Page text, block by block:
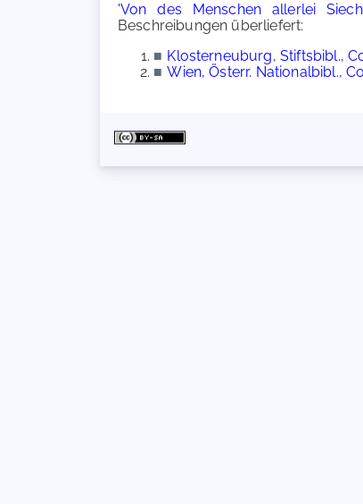
'Von des Menschen allerlei
Beschreibungen überliefert:
■ Klosterneuburg, Stiftsbibl.,
■ Wien, Österr. Nationalbibl.,